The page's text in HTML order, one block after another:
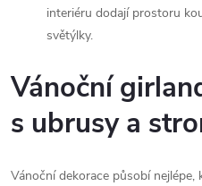
interiéru dodají prostoru
světýlky.
Vánoční
s ubrusy a
Vánoční dekorace působí nejlépe,